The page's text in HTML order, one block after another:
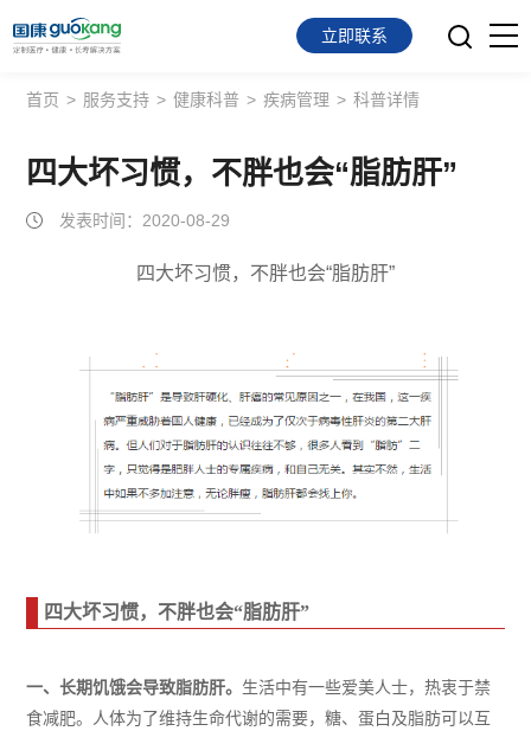
首页
面向会员
面向企业
立即联系
首页 > 服务支持 > 健康科普 > 疾病管理 > 科普详情
四大坏习惯，不胖也会“脂肪肝”
发表时间：2020-08-29
四大坏习惯，不胖也会“脂肪肝”
四大坏习惯，不胖也会“脂肪肝”
一、长期饥饿会导致脂肪肝。 生活中有一些爱美人士，热衷于禁
食减肥。 人体为了维持生命代谢的需要，糖、蛋白及脂肪可以互